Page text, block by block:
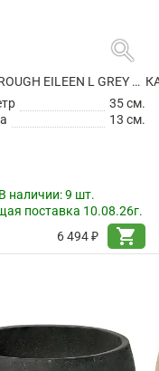
search
КАШПО ROUGH EILEEN L GREY WASHED
35 см.
13 см.
наличии:9 шт.
поставка 10.08.26г.
6 494 ₽
shopping_cart